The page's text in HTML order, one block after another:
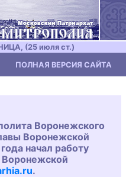
(25 июля ст.)
ПОЛНАЯ ВЕРСИЯ САЙТА
Воронежского
Воронежской
начал работу
.